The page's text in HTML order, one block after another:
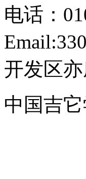
电话：
开发区
中国吉